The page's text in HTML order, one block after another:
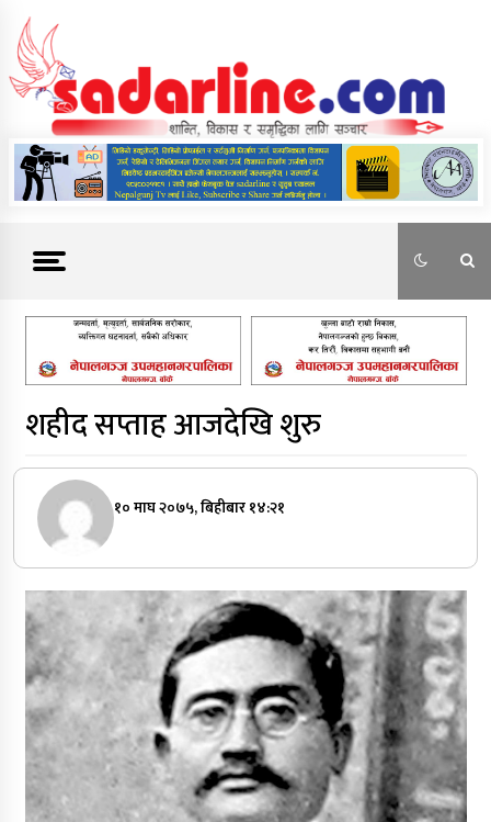
content
News For Nepal
शहीद सप्ताह आजदेखि शुरु
१० माघ २०७५, बिहीबार १४:२१